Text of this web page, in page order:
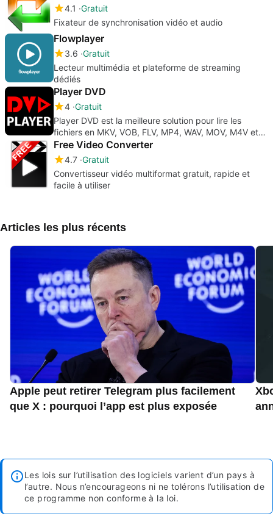
4.1 Gratuit
Fixateur de synchronisation vidéo et audio
Flowplayer
3.6 Gratuit
Lecteur multimédia et plateforme de streaming
dédiés
Player DVD
4 Gratuit
Player DVD est la meilleure solution pour lire les
fichiers en MKV, VOB, FLV, MP4, WAV, MOV, M4V et
autres formats audio/vidéo populaires.
Free Video Converter
4.7 Gratuit
Convertisseur vidéo multiformat gratuit, rapide et
facile à utiliser
Articles les plus récents
Apple peut retirer Telegram plus facilement
que X : pourquoi l’app est plus exposée
Les lois sur l’utilisation des logiciels varient d’un pays à
l’autre. Nous n’encourageons ni ne tolérons l’utilisation de
ce programme non conforme à la loi.